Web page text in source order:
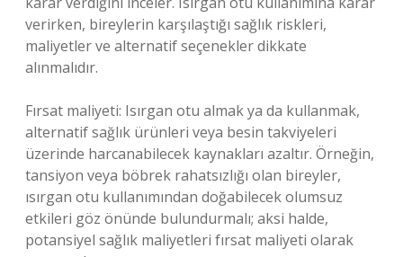
verirken, bireylerin karşılaştığı sağlık riskleri,
maliyetler ve alternatif seçenekler dikkate
alınmalıdır.
Fırsat maliyeti: Isırgan otu almak ya da kullanmak,
alternatif sağlık ürünleri veya besin takviyeleri
üzerinde harcanabilecek kaynakları azaltır. Örneğin,
tansiyon veya böbrek rahatsızlığı olan bireyler,
ısırgan otu kullanımından doğabilecek olumsuz
etkileri göz önünde bulundurmalı; aksi halde,
potansiyel sağlık maliyetleri fırsat maliyeti olarak